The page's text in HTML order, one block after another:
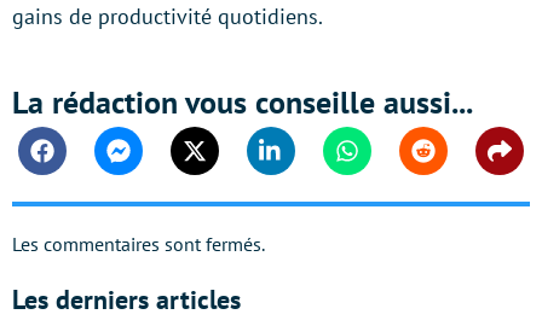
gains de productivité quotidiens.
La rédaction vous conseille aussi...
FacebookMessengerTwitter Linkedin WhatsappReddit
Les commentaires sont fermés.
Les derniers articles